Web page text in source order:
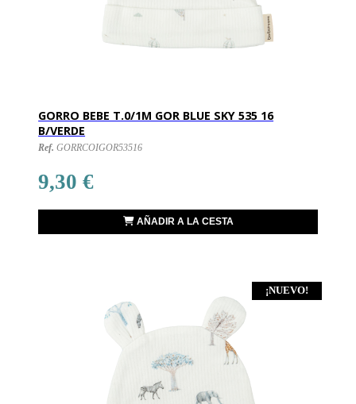
GORRO BEBE T.0/1M GOR BLUE SKY 535 16
B/VERDE
Ref. GORRCOIGOR53516
9,30 €
AÑADIR A LA CESTA
¡NUEVO!